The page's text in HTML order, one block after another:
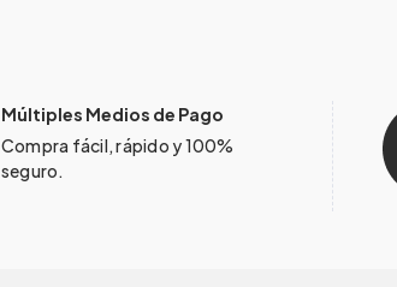
Múltiples Medios de Pago
Compra fácil, rápido y 100%
seguro.